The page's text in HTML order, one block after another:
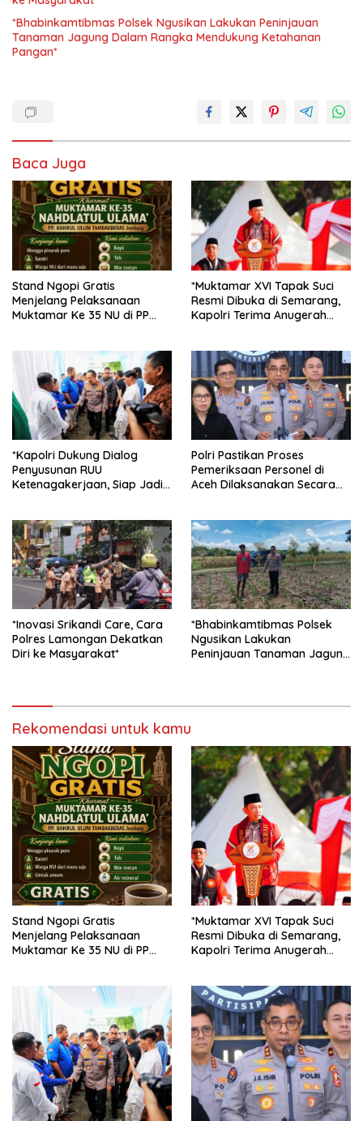
*Bhabinkamtibmas Polsek Ngusikan Lakukan Peninjauan
Tanaman Jagung Dalam Rangka Mendukung Ketahanan
Pangan*
Baca Juga
Stand Ngopi Gratis
Menjelang Pelaksanaan
Muktamar Ke 35 NU di PP
*Muktamar XVI Tapak Suci
Resmi Dibuka di Semarang,
Kapolri Terima Anugerah
*Kapolri Dukung Dialog
Penyusunan RUU
Ketenagakerjaan, Siap Jadi
Polri Pastikan Proses
Pemeriksaan Personel di
Aceh Dilaksanakan Secara
*Inovasi Srikandi Care, Cara
Polres Lamongan Dekatkan
Diri ke Masyarakat*
*Bhabinkamtibmas Polsek
Ngusikan Lakukan
Peninjauan Tanaman Jagung
Rekomendasi untuk kamu
Stand Ngopi Gratis
Menjelang Pelaksanaan
Muktamar Ke 35 NU di PP
*Muktamar XVI Tapak Suci
Resmi Dibuka di Semarang,
Kapolri Terima Anugerah